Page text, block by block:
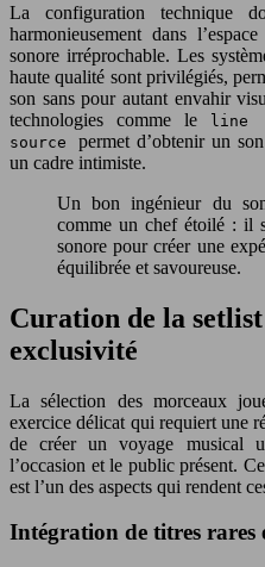
La configuration technique
harmonieusement dans
sonore irréprochable. Les
haute qualité sont privilégiés,
son sans pour autant envahir
technologies comme le
line
source permet d’obtenir un
un cadre intimiste.
Un bon ingénieur du
comme un chef étoilé : il
sonore pour créer une
équilibrée et savoureuse.
Curation de la
exclusivité
La sélection des morceaux
exercice délicat qui requiert une
de créer un voyage musical
l’occasion et le public présent.
est l’un des aspects qui rendent
Intégration de titres rares